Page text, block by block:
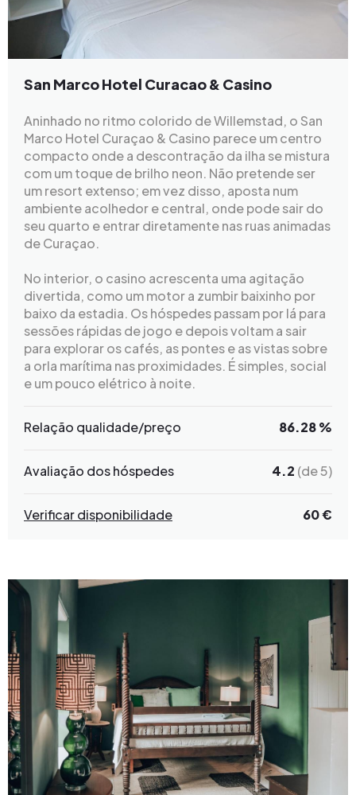
San Marco Hotel Curacao & Casino
Aninhado no ritmo colorido de Willemstad, o San
Marco Hotel Curaçao & Casino parece um centro
compacto onde a descontração da ilha se mistura
com um toque de brilho neon. Não pretende ser
um resort extenso; em vez disso, aposta num
ambiente acolhedor e central, onde pode sair do
seu quarto e entrar diretamente nas ruas animadas
de Curaçao.
No interior, o casino acrescenta uma agitação
divertida, como um motor a zumbir baixinho por
baixo da estadia. Os hóspedes passam por lá para
sessões rápidas de jogo e depois voltam a sair
para explorar os cafés, as pontes e as vistas sobre
a orla marítima nas proximidades. É simples, social
e um pouco elétrico à noite.
Relação qualidade/preço 86.28 %
Avaliação dos hóspedes 4.2 (de 5)
Verificar disponibilidade 60 €